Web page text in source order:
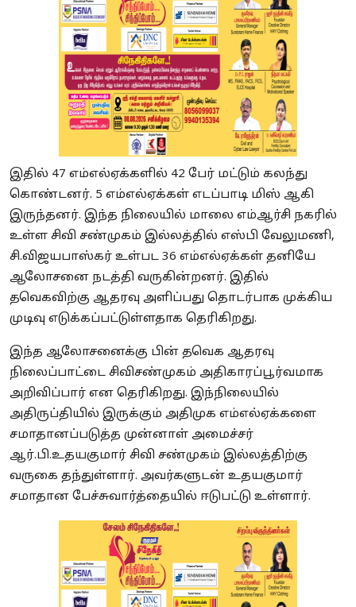
இதில் 47 எம்எல்ஏக்களில் 42 பேர் மட்டும் கலந்து
கொண்டனர். 5 எம்எல்ஏக்கள் எடப்பாடி மிஸ் ஆகி
இருந்தனர். இந்த நிலையில் மாலை எம்ஆர்சி நகரில்
உள்ள சிவி சண்முகம் இல்லத்தில் எஸ்பி வேலுமணி,
சி.விஜயபாஸ்கர் உள்பட 36 எம்எல்ஏக்கள் தனியே
ஆலோசனை நடத்தி வருகின்றனர். இதில்
தவெகவிற்கு ஆதரவு அளிப்பது தொடர்பாக முக்கிய
முடிவு எடுக்கப்பட்டுள்ளதாக தெரிகிறது.
இந்த ஆலோசனைக்கு பின் தவெக ஆதரவு
நிலைப்பாட்டை சிவிசண்முகம் அதிகாரப்பூர்வமாக
அறிவிப்பார் என தெரிகிறது. இந்நிலையில்
அதிருப்தியில் இருக்கும் அதிமுக எம்எல்ஏக்களை
சமாதானப்படுத்த முன்னாள் அமைச்சர்
ஆர்.பி.உதயகுமார் சிவி சண்முகம் இல்லத்திற்கு
வருகை தந்துள்ளார். அவர்களுடன் உதயகுமார்
சமாதான பேச்சுவார்த்தையில் ஈடுபட்டு உள்ளார்.